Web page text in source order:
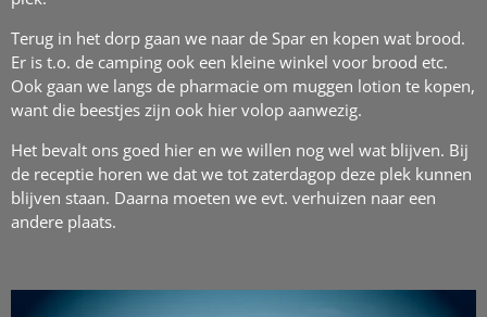
Terug in het dorp gaan we naar de Spar en kopen wat brood.
Er is t.o. de camping ook een kleine winkel voor brood etc.
Ook gaan we langs de pharmacie om muggen lotion te kopen,
want die beestjes zijn ook hier volop aanwezig.
Het bevalt ons goed hier en we willen nog wel wat blijven. Bij
de receptie horen we dat we tot zaterdagop deze plek kunnen
blijven staan. Daarna moeten we evt. verhuizen naar een
andere plaats.